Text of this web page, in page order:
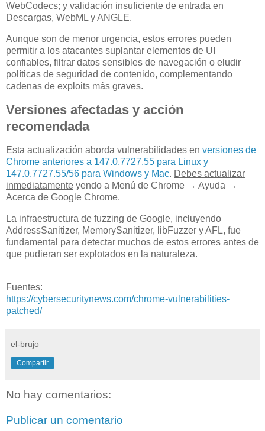
WebCodecs; y validación insuficiente de entrada en
Descargas, WebML y ANGLE.
Aunque son de menor urgencia, estos errores pueden
permitir a los atacantes suplantar elementos de UI
confiables, filtrar datos sensibles de navegación o eludir
políticas de seguridad de contenido, complementando
cadenas de exploits más graves.
Versiones afectadas y acción
recomendada
Esta actualización aborda vulnerabilidades en versiones de
Chrome anteriores a 147.0.7727.55 para Linux y
147.0.7727.55/56 para Windows y Mac. Debes actualizar
inmediatamente yendo a Menú de Chrome → Ayuda →
Acerca de Google Chrome.
La infraestructura de fuzzing de Google, incluyendo
AddressSanitizer, MemorySanitizer, libFuzzer y AFL, fue
fundamental para detectar muchos de estos errores antes de
que pudieran ser explotados en la naturaleza.
Fuentes:
https://cybersecuritynews.com/chrome-vulnerabilities-
patched/
el-brujo
Compartir
No hay comentarios:
Publicar un comentario